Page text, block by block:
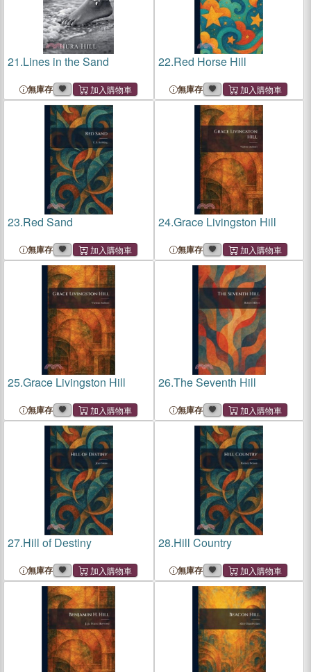
21.Lines in the Sand
無庫存
22.Red Horse Hill
無庫存
23.Red Sand
無庫存
24.Grace Livingston Hill
無庫存
25.Grace Livingston Hill
無庫存
26.The Seventh Hill
無庫存
27.Hill of Destiny
無庫存
28.Hill Country
無庫存